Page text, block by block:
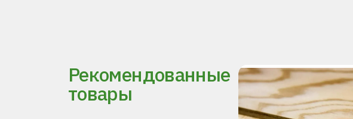
Рекомендованные
товары